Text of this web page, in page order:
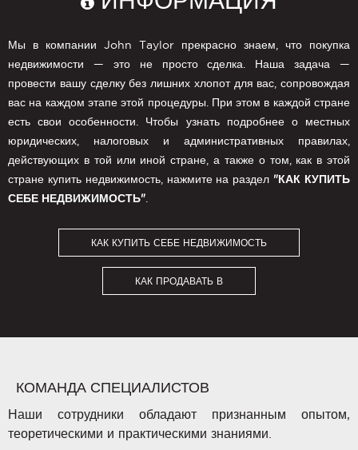
Мы в компании John Taylor прекрасно знаем, что покупка
недвижимости — это не просто сделка. Наша задача —
провести вашу сделку без лишних хлопот для вас, сопровождая
вас на каждом этапе этой процедуры. При этом в каждой стране
есть свои особенности. Чтобы узнать подробнее о местных
юридических, налоговых и административных правилах,
действующих в той или иной стране, а также о том, как в этой
стране купить недвижимость, нажмите на раздел "КАК КУПИТЬ
СЕБЕ НЕДВИЖИМОСТЬ".
КАК КУПИТЬ СЕБЕ НЕДВИЖИМОСТЬ
КАК ПРОДАВАТЬ В
КОМАНДА СПЕЦИАЛИСТОВ
Наши сотрудники обладают признанным опытом,
теоретическими и практическими знаниями.